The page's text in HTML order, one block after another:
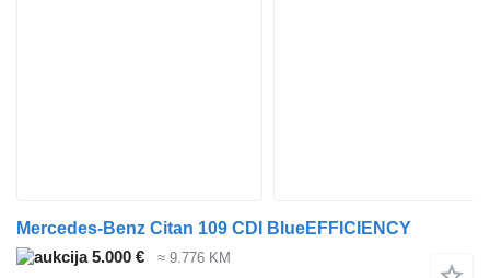
Mercedes-Benz Citan 109 CDI BlueEFFICIENCY
5.000 €
≈ 9.776 KM